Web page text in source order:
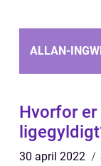
ALLAN-
Hvorfor
30 april 2022